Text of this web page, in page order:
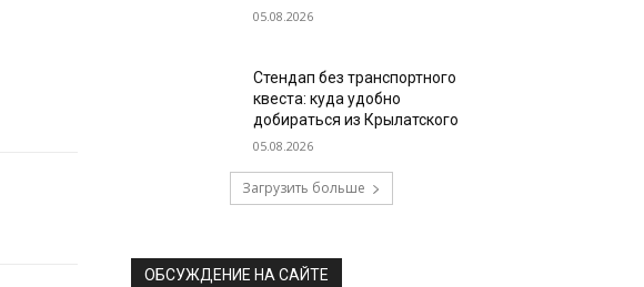
05.08.2026
Стендап без транспортного
квеста: куда удобно
добираться из Крылатского
05.08.2026
Загрузить больше
ОБСУЖДЕНИЕ НА САЙТЕ